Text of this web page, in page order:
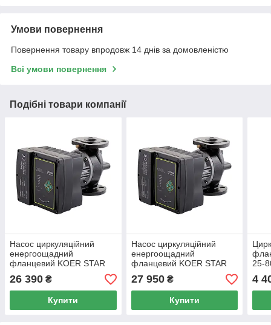
Умови повернення
Повернення товару впродовж 14 днів за домовленістю
Всі умови повернення
Подібні товари компанії
Насос циркуляційний
енергоощадний
фланцевий KOER STAR
GRS 40/10F (KP2893)
26 390 ₴
Купити
Насос циркуляційний
енергоощадний
фланцевий KOER STAR
GRS 50/12F (KP2894)
27 950₴
Купити
25-
4